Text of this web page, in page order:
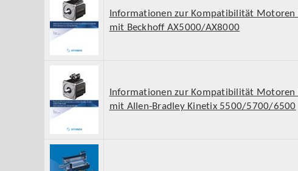
Informationen zur Kompatibilität Motoren
mit Beckhoff AX5000/AX8000
Informationen zur Kompatibilität Motoren
mit Allen-Bradley Kinetix 5500/5700/6500